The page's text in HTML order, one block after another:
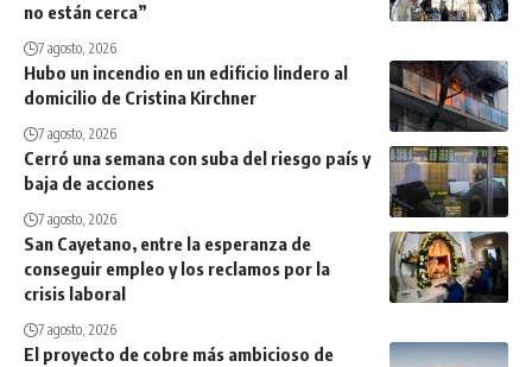
no están cerca”
7 agosto, 2026
Hubo un incendio en un edificio lindero al
domicilio de Cristina Kirchner
7 agosto, 2026
Cerró una semana con suba del riesgo país y
baja de acciones
7 agosto, 2026
San Cayetano, entre la esperanza de
conseguir empleo y los reclamos por la
crisis laboral
7 agosto, 2026
El proyecto de cobre más ambicioso de